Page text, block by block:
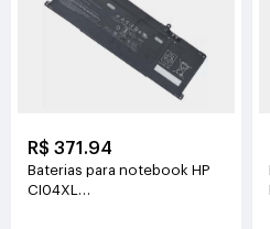
R$ 371.94
Baterias para notebook HP
CI04XL